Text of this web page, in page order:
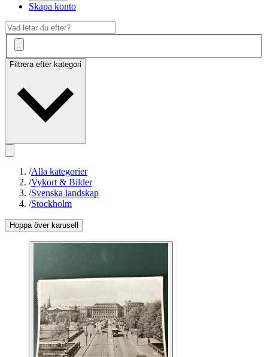
Skapa konto
Filtrera efter kategori
/Alla kategorier
/Vykort & Bilder
/Svenska landskap
/Stockholm
Hoppa över karusell